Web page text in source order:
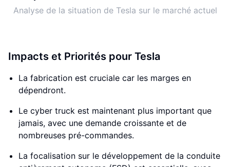
Analyse de la situation de Tesla sur le marché actuel
Impacts et Priorités pour Tesla
La fabrication est cruciale car les marges en
dépendront.
Le cyber truck est maintenant plus important que
jamais, avec une demande croissante et de
nombreuses pré-commandes.
La focalisation sur le développement de la conduite